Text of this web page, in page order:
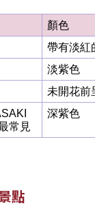
顏色
帶有淡紅
淡紫色
未開花前
常見
深紫色
點